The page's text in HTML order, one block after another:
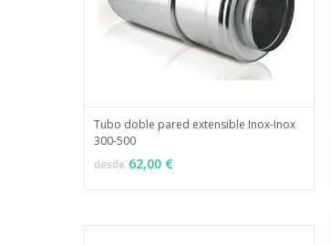
VER OPCIONES
Tubo doble pared extensible Inox-Inox
300-500
desde 62,00 €